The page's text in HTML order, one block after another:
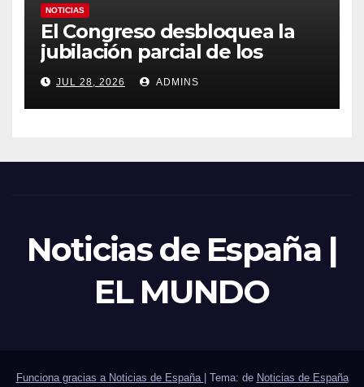
NOTICIAS
El Congreso desbloquea la
jubilación parcial de los
trabajadores laborales del
sector público
JUL 28, 2026 ADMINS
Noticias de España |
EL MUNDO
Funciona gracias a Noticias de España Tema: de Noticias de España